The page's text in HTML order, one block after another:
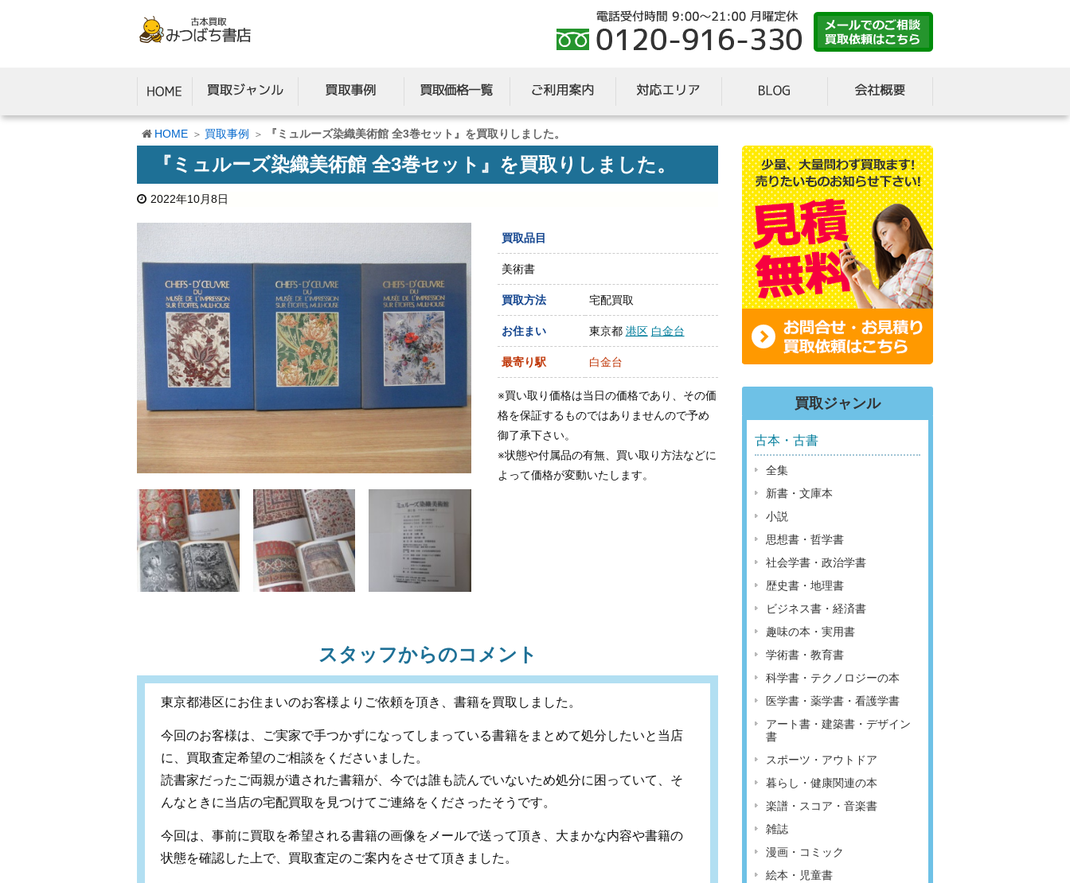
HOME 買取事例 『ミュルーズ染織美術館 全3巻セット』を買取りしました。
『ミュルーズ染織美術館 全3巻セット』を買取りしました。
2022年10月8日
買取品目
美術書
買取方法 宅配買取
お住まい 東京都 港区 白金台
最寄り駅 白金台
※買い取り価格は当日の価格であり、その価
格を保証するものではありませんので予め
御了承下さい。
※状態や付属品の有無、買い取り方法などに
よって価格が変動いたします。
スタッフからのコメント
東京都港区にお住まいのお客様よりご依頼を頂き、書籍を買取しました。
今回のお客様は、ご実家で手つかずになってしまっている書籍をまとめて処分したいと当店
に、買取査定希望のご相談をくださいました。
読書家だったご両親が遺された書籍が、今では誰も読んでいないため処分に困っていて、そ
んなときに当店の宅配買取を見つけてご連絡をくださったそうです。
今回は、事前に買取を希望される書籍の画像をメールで送って頂き、大まかな内容や書籍の
状態を確認した上で、買取査定のご案内をさせて頂きました。
買取ジャンル
古本・古書
全集
新書・文庫本
小説
思想書・哲学書
社会学書・政治学書
歴史書・地理書
ビジネス書・経済書
趣味の本・実用書
学術書・教育書
科学書・テクノロジーの本
医学書・薬学書・看護学書
アート書・建築書・デザイン
書
スポーツ・アウトドア
暮らし・健康関連の本
楽譜・スコア・音楽書
雑誌
漫画・コミック
絵本・児童書